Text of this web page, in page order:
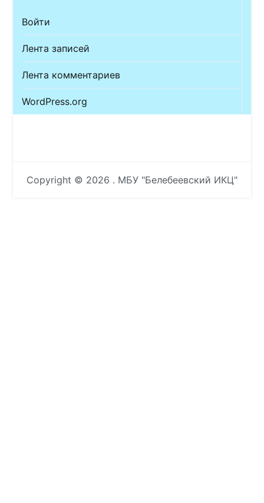
Войти
Лента записей
Лента комментариев
WordPress.org
Copyright © 2026 . МБУ "Белебеевский ИКЦ"